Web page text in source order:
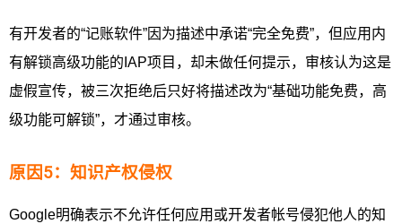
有开发者的“记账软件”因为描述中承诺“完全免费”，但应用内
有解锁高级功能的IAP项目，却未做任何提示，审核认为这是
虚假宣传，被三次拒绝后只好将描述改为“基础功能免费，高
级功能可解锁”，才通过审核。
原因5：知识产权侵权
Google明确表示不允许任何应用或开发者帐号侵犯他人的知